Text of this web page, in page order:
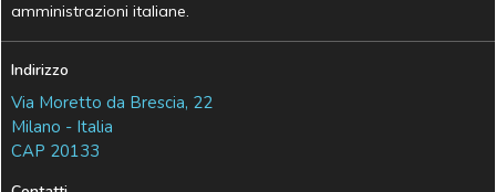
amministrazioni italiane.
Indirizzo
Via Moretto da Brescia, 22
Milano - Italia
CAP 20133